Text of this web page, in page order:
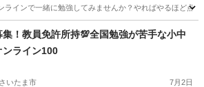
ラインで一緒に勉強してみませんか？やればやるほど点
師 オンライン
集！教員免許所持💯全国勉強が苦手な小中
ンライン100
いたま市 7月2日